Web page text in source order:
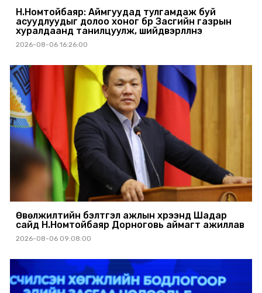
Н.Номтойбаяр: Аймгуудад тулгамдаж буй
асуудлуудыг долоо хоног бүр Засгийн газрын
хуралдаанд танилцуулж, шийдвэрлүүлнэ
2026-08-06 16:26:00
Өвөлжилтийн бэлтгэл ажлын хүрээнд Шадар
сайд Н.Номтойбаяр Дорноговь аймагт ажиллав
2026-08-06 09:08:00